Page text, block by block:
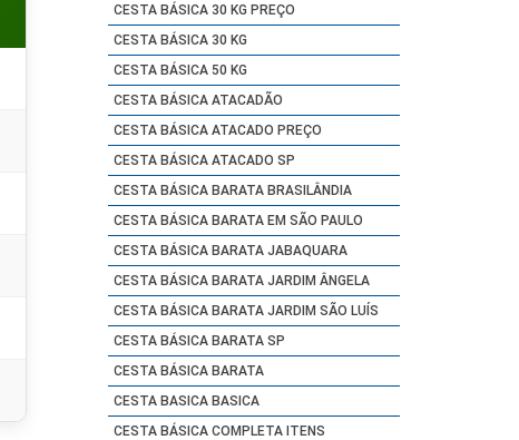
CESTA BÁSICA 30 KG PREÇO
CESTA BÁSICA 30 KG
CESTA BÁSICA 50 KG
CESTA BÁSICA ATACADÃO
CESTA BÁSICA ATACADO PREÇO
CESTA BÁSICA ATACADO SP
CESTA BÁSICA BARATA BRASILÂNDIA
CESTA BÁSICA BARATA EM SÃO PAULO
CESTA BÁSICA BARATA JABAQUARA
CESTA BÁSICA BARATA JARDIM ÂNGELA
CESTA BÁSICA BARATA JARDIM SÃO LUÍS
CESTA BÁSICA BARATA SP
CESTA BÁSICA BARATA
CESTA BASICA BASICA
CESTA BÁSICA COMPLETA ITENS